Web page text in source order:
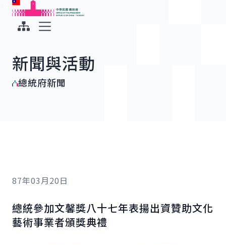
跳到主要內容
中華民國總統府
新聞與活動
總統府新聞
87年03月20日
總統參加文馨獎八十七年表揚出資贊助文化
藝術事業者頒獎典禮